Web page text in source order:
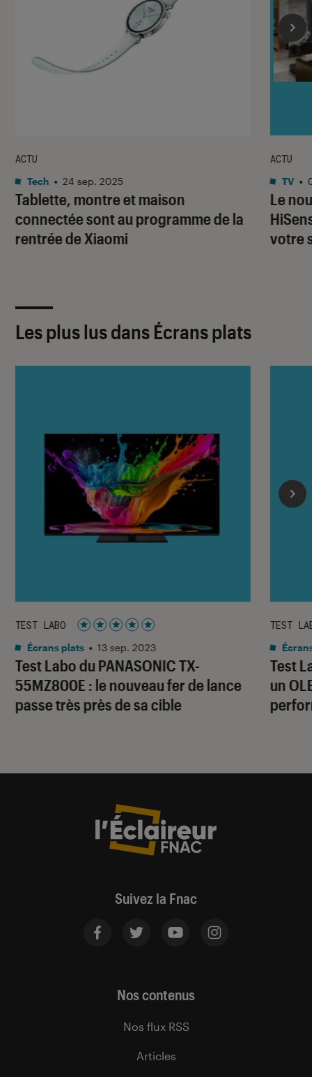
Tablette, montre et maison
connectée sont au programme de la
rentrée de Xiaomi
ACTU
Tech • 24 sep. 2025
Le
votre
ACTU
TV •
Les plus lus dans Écrans plats
Test Labo du PANASONIC TX-
55MZ800E : le nouveau fer de lance
passe très près de sa cible
TEST LABO
Noté 5 étoiles sur 5
Écrans plats • 13 sep. 2023
Test
un
TEST
Suivez la Fnac
Nos contenus
Nos flux RSS
Articles